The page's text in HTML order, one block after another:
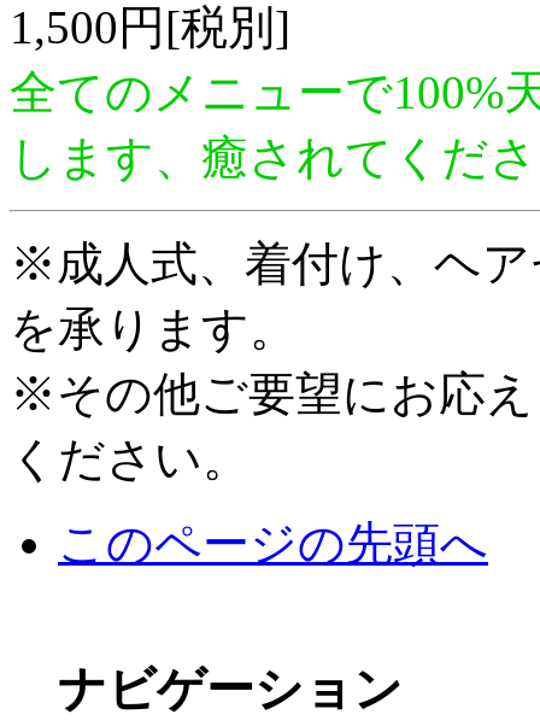
1,500円[税別]
全てのメニューで100%
します、癒されてくだ
※成人式、着付け、ヘ
を承ります。
※その他ご要望にお応
ください。
このページの先頭へ
ナビゲーション